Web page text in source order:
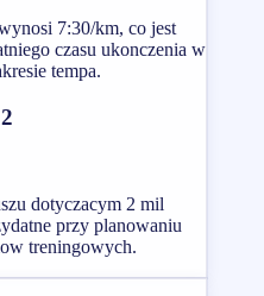
7:30/km, co jest
czasu ukonczenia w
tempa.
dotyczacym 2 mil
przy planowaniu
treningowych.